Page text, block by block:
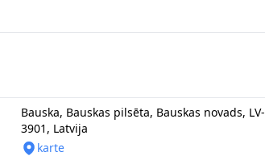
Bauska, Bauskas pilsēta, Bauskas novads, LV-
3901, Latvija
karte